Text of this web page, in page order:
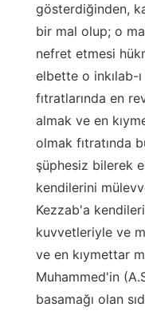
gösterdiğinden,
bir mal olup; o
nefret etmesi
elbette o inkılab-
fıtratlarında en
almak ve en
olmak fıtratında
şüphesiz bilerek
kendilerini
Kezzab'a
kuvvetleriyle ve
ve en kıymettar
Muhammed'in
basamağı olan